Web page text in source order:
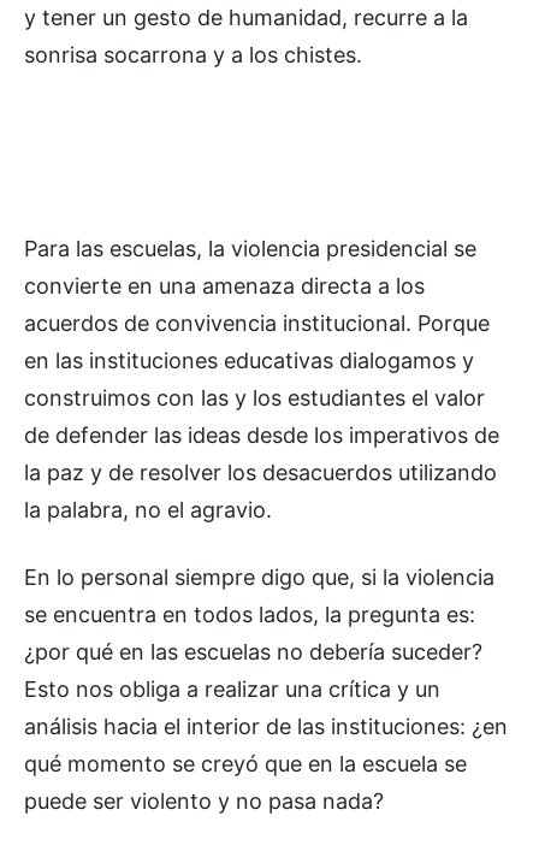
y tener un gesto de humanidad, recurre a la
sonrisa socarrona y a los chistes.
Para las escuelas, la violencia presidencial se
convierte en una amenaza directa a los
acuerdos de convivencia institucional. Porque
en las instituciones educativas dialogamos y
construimos con las y los estudiantes el valor
de defender las ideas desde los imperativos de
la paz y de resolver los desacuerdos utilizando
la palabra, no el agravio.
En lo personal siempre digo que, si la violencia
se encuentra en todos lados, la pregunta es:
¿por qué en las escuelas no debería suceder?
Esto nos obliga a realizar una crítica y un
análisis hacia el interior de las instituciones: ¿en
qué momento se creyó que en la escuela se
puede ser violento y no pasa nada?